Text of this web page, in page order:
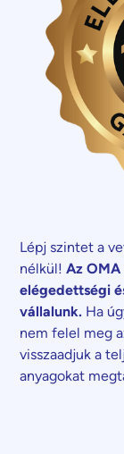
Lépj szintet a
nélkül!Az
elégedettségi
vállalunk. Ha
nem felel meg
visszaadjuk a
anyagokat